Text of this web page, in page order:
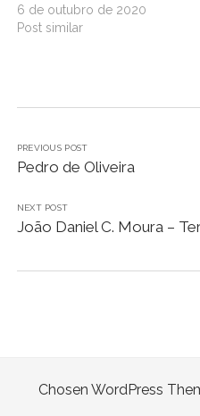
6 de outubro de 2020
Post similar
PREVIOUS POST
Pedro de Oliveira
NEXT POST
João Daniel C. Moura –
Chosen WordPress